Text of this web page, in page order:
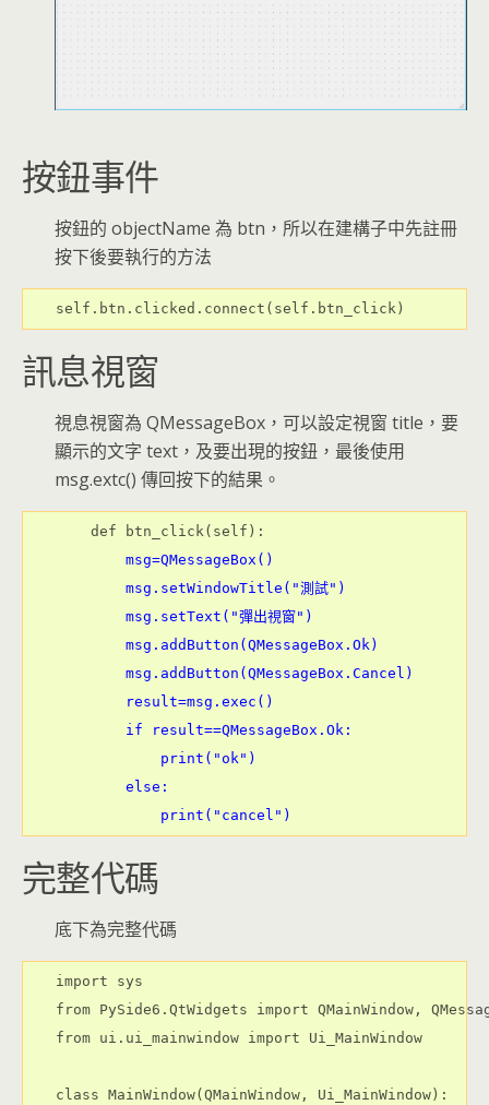
按鈕事件
按鈕的 objectName 為 btn，所以在建構子中先註冊
按下後要執行的方法
self.btn.clicked.connect(self.btn_click)
訊息視窗
視息視窗為 QMessageBox，可以設定視窗 title，要
顯示的文字 text，及要出現的按鈕，最後使用
msg.extc() 傳回按下的結果。
        msg=QMessageBox()
        msg.setWindowTitle("測試")
        msg.setText("彈出視窗")
        msg.addButton(QMessageBox.Ok)
        msg.addButton(QMessageBox.Cancel)
        result=msg.exec()
        if result==QMessageBox.Ok:
            print("ok")
        else:
完整代碼
底下為完整代碼
import sys
from PySide6.QtWidgets import QMainWindow,
from ui.ui_mainwindow import Ui_MainWindow
class MainWindow(QMainWindow, Ui_MainWindow):